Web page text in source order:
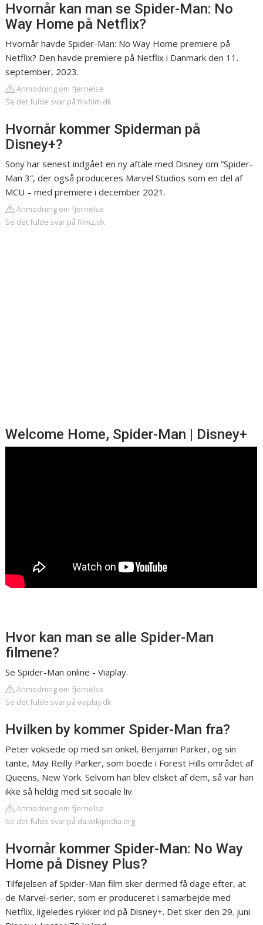
Hvornår kan man se Spider-Man: No
Way Home på Netflix?
Hvornår havde Spider-Man: No Way Home premiere på
Netflix? Den havde premiere på Netflix i Danmark den 11.
september, 2023.
Anmodning om fjernelse
Se det fulde svar på flixfilm.dk
Hvornår kommer Spiderman på
Disney+?
Sony har senest indgået en ny aftale med Disney om “Spider-
Man 3”, der også produceres Marvel Studios som en del af
MCU – med premiere i december 2021.
Anmodning om fjernelse
Se det fulde svar på filmz.dk
Welcome Home, Spider-Man | Disney+
Hvor kan man se alle Spider-Man
filmene?
Se Spider-Man online - Viaplay.
Anmodning om fjernelse
Se det fulde svar på viaplay.dk
Hvilken by kommer Spider-Man fra?
Peter voksede op med sin onkel, Benjamin Parker, og sin
tante, May Reilly Parker, som boede i Forest Hills området af
Queens, New York. Selvom han blev elsket af dem, så var han
ikke så heldig med sit sociale liv.
Anmodning om fjernelse
Se det fulde svar på da.wikipedia.org
Hvornår kommer Spider-Man: No Way
Home på Disney Plus?
Tilføjelsen af Spider-Man film sker dermed få dage efter, at
de Marvel-serier, som er produceret i samarbejde med
Netflix, ligeledes rykker ind på Disney+. Det sker den 29. juni.